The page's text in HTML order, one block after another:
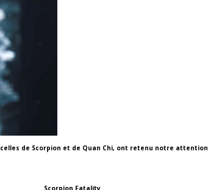
celles de Scorpion et de Quan Chi, ont retenu notre attention
Scorpion Fatality